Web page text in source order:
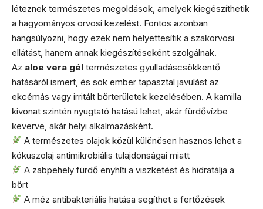
léteznek természetes megoldások, amelyek kiegészíthetik
a hagyományos orvosi kezelést. Fontos azonban
hangsúlyozni, hogy ezek nem helyettesítik a szakorvosi
ellátást, hanem annak kiegészítéseként szolgálnak.
Az aloe vera gél természetes gyulladáscsökkentő
hatásáról ismert, és sok ember tapasztal javulást az
ekcémás vagy irritált bőrterületek kezelésében. A kamilla
kivonat szintén nyugtató hatású lehet, akár fürdővízbe
keverve, akár helyi alkalmazásként.
A természetes olajok közül különösen hasznos lehet a
kókuszolaj antimikrobiális tulajdonságai miatt
A zabpehely fürdő enyhíti a viszketést és hidratálja a
bőrt
A méz antibakteriális hatása segíthet a fertőzések